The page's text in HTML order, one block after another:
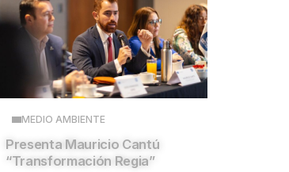
MEDIO AMBIENTE
Presenta Mauricio Cantú
“Transformación Regia”